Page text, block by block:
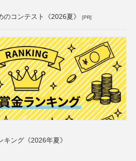
のコンテスト《2026夏》 [PR]
ング《2026年夏》